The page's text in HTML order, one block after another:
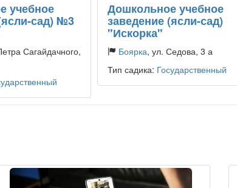
учебное
сад) №3
Сагайдачного,
Дошкольное учебное
заведение (ясли-сад)
"Искорка"
Боярка, ул. Седова, 3 а
Тип садика: Государственный